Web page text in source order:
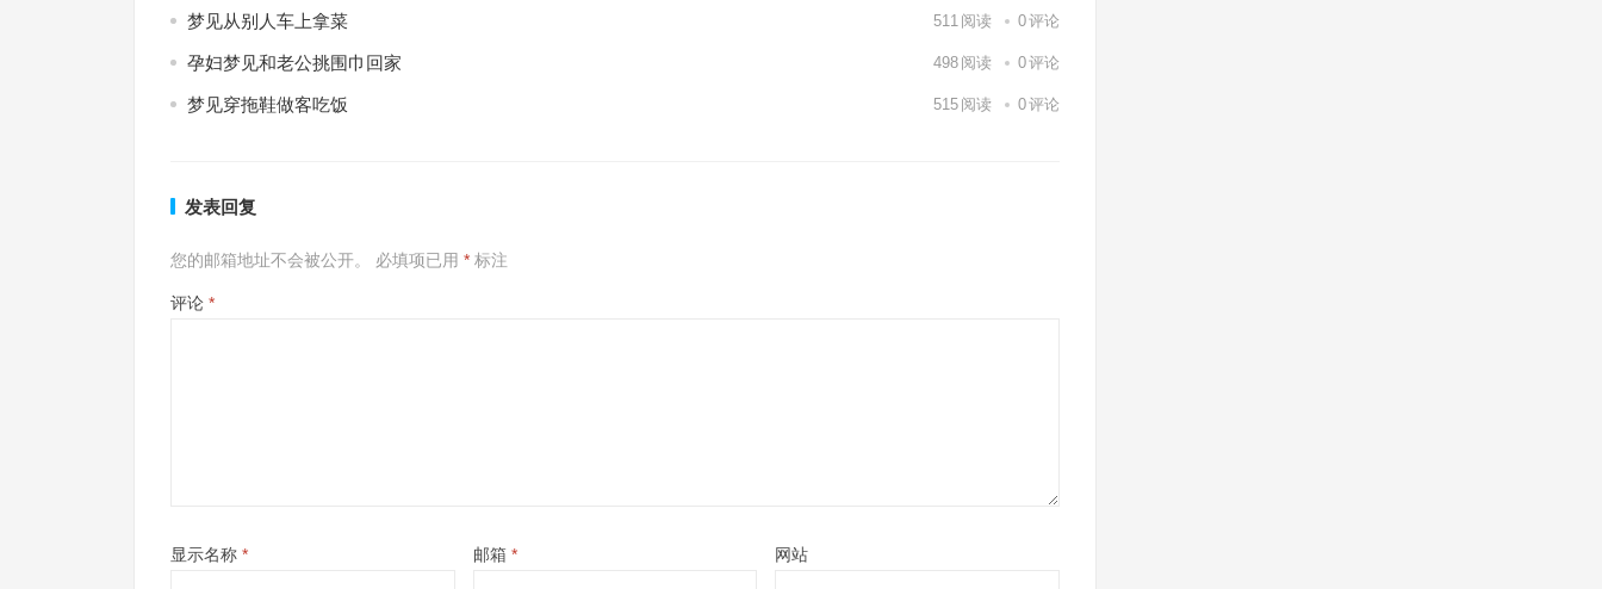
梦见从别人车上拿菜 511 阅读 0评论
孕妇梦见和老公挑围巾回家 498 阅读 0评论
梦见穿拖鞋做客吃饭 515 阅读 0评论
发表回复
您的邮箱地址不会被公开。 必填项已用 * 标注
评论 *
显示名称 * 邮箱 * 网站